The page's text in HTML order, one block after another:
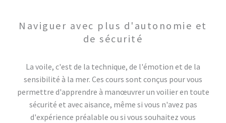
Naviguer avec plus d'autonomie et
de sécurité
La voile, c'est de la technique, de l'émotion et de la
sensibilité à la mer. Ces cours sont conçus pour vous
permettre d'apprendre à manœuvrer un voilier en toute
sécurité et avec aisance, même si vous n'avez pas
d'expérience préalable ou si vous souhaitez vous